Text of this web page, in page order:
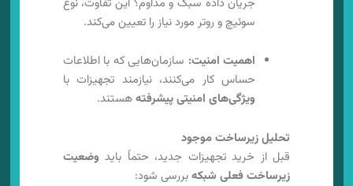
سوئیچ و روتر مورد نیاز را تعیین می‌کند.
اهمیت امنیت: سازمان‌هایی که با اطلاعات
حساس کار می‌کنند، نیازمند تجهیزات با
ویژگی‌های امنیتی پیشرفتههستند.
تحلیل زیرساخت موجود
قبل از خرید تجهیزات جدید، حتماً باید وضعیت
زیرساخت فعلی شبکهبررسی شود: